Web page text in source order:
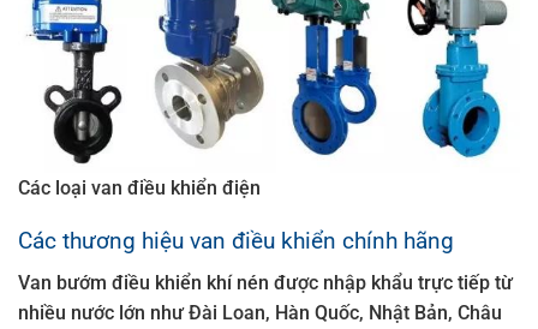
Các loại van điều khiển điện
Các thương hiệu van điều khiển chính hãng
Van bướm điều khiển khí nén được nhập khẩu trực tiếp từ
nhiều nước lớn như Đài Loan, Hàn Quốc, Nhật Bản, Châu